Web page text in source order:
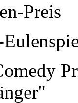
Preis